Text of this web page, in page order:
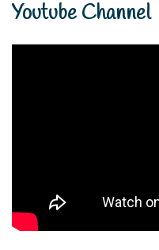
Youtube Channel